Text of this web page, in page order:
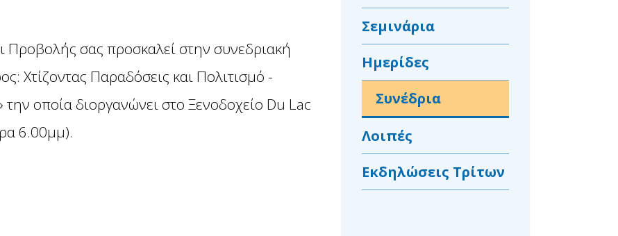
Προβολής σας προσκαλεί στην συνεδριακή
Χτίζοντας Παραδόσεις και Πολιτισμό -
οποία διοργανώνει στο Ξενοδοχείο Du Lac
6.00μμ).
Σεμινάρια
Ημερίδες
Συνέδρια
Λοιπές
Εκδηλώσεις Τρίτων